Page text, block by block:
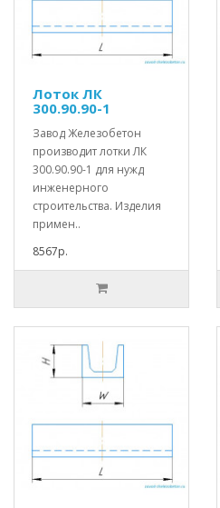
Лоток ЛК
300.90.90-1
Завод Железобетон
производит лотки ЛК
300.90.90-1 для нужд
инженерного
строительства. Изделия
примен..
8567р.